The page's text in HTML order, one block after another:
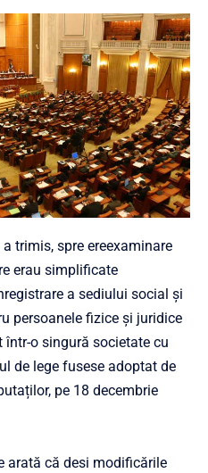
trimis, spre ereexaminare
erau simplificate
a sediului social şi
persoanele fizice şi juridice
o singură societate cu
de lege fusese adoptat de
pe 18 decembrie
arată că desi modificările